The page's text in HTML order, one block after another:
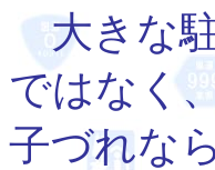
大きな駐
ではなく、
子づれな